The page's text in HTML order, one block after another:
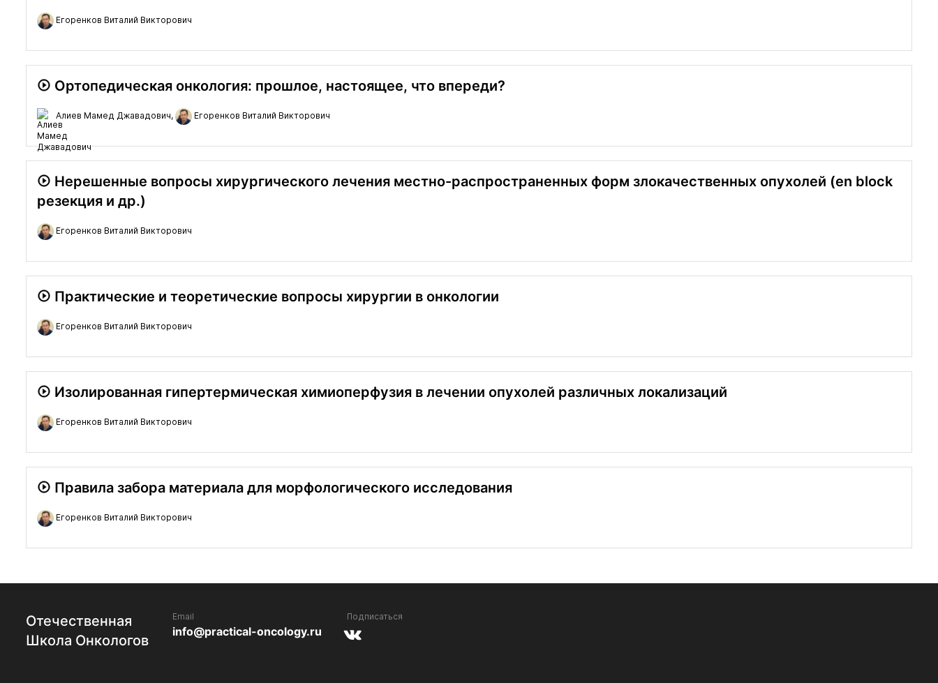
Егоренков Виталий Викторович
Ортопедическая онкология: прошлое, настоящее, что впереди?
Алиев Мамед Джавадович, Егоренков Виталий Викторович
Нерешенные вопросы хирургического лечения местно-распространенных форм злокачественных опухолей (en block
резекция и др.)
Егоренков Виталий Викторович
Практические и теоретические вопросы хирургии в онкологии
Егоренков Виталий Викторович
Изолированная гипертермическая химиоперфузия в лечении опухолей различных локализаций
Егоренков Виталий Викторович
Правила забора материала для морфологического исследования
Егоренков Виталий Викторович
Отечественная
Школа Онкологов
Email
info@practical-oncology.ru
Подписаться